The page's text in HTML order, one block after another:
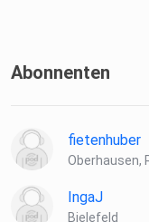
Abonnenten
fietenhuber
Oberhausen,
IngaJ
Bielefeld